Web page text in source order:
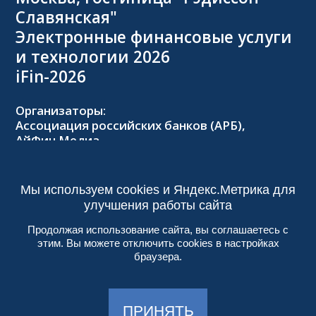
Славянская"
Электронные финансовые услуги
и технологии 2026
iFin-2026
Организаторы:
Ассоциация российских банков (АРБ),
АйФин Медиа
Тел.: +7 (495) 229-8502, 2026@forumifin.ru
© 2013-2024, ООО «АйФин Медиа»
Пользовательское соглашение
Создание сайта:
Мы используем cookies и Яндекс.Метрика для
улучшения работы сайта
Продолжая использование сайта, вы соглашаетесь с
этим. Вы можете отключить cookies в настройках
браузера.
ПРИНЯТЬ